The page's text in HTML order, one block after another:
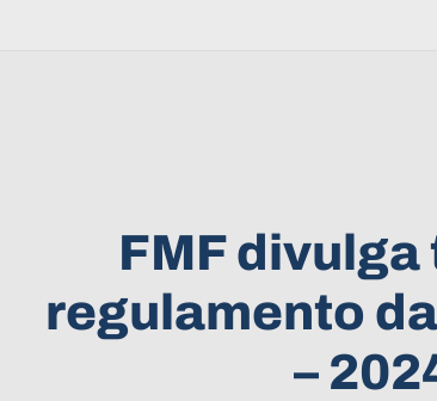
FMF divulga
regulamento
–